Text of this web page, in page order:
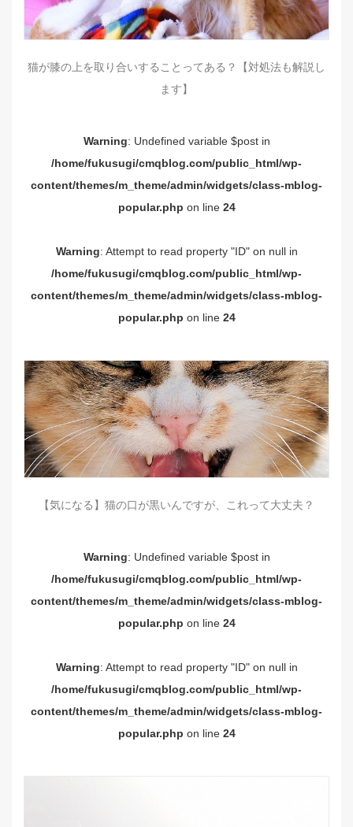
猫が膝の上を取り合いすることってある？【対処法も解説し
ます】
Warning: Undefined variable $post in
/home/fukusugi/cmqblog.com/public_html/wp-
content/themes/m_theme/admin/widgets/class-mblog-
popular.php on line 24
Warning: Attempt to read property "ID" on null in
/home/fukusugi/cmqblog.com/public_html/wp-
content/themes/m_theme/admin/widgets/class-mblog-
popular.php on line 24
【気になる】猫の口が黒いんですが、これって大丈夫？
Warning: Undefined variable $post in
/home/fukusugi/cmqblog.com/public_html/wp-
content/themes/m_theme/admin/widgets/class-mblog-
popular.php on line 24
Warning: Attempt to read property "ID" on null in
/home/fukusugi/cmqblog.com/public_html/wp-
content/themes/m_theme/admin/widgets/class-mblog-
popular.php on line 24